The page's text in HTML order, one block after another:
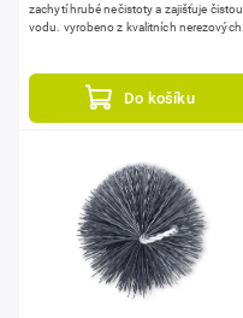
Do košíku
zachytí hrubé nečistoty a zajišťuje čistou
vodu. vyrobeno z kvalitních nerezových